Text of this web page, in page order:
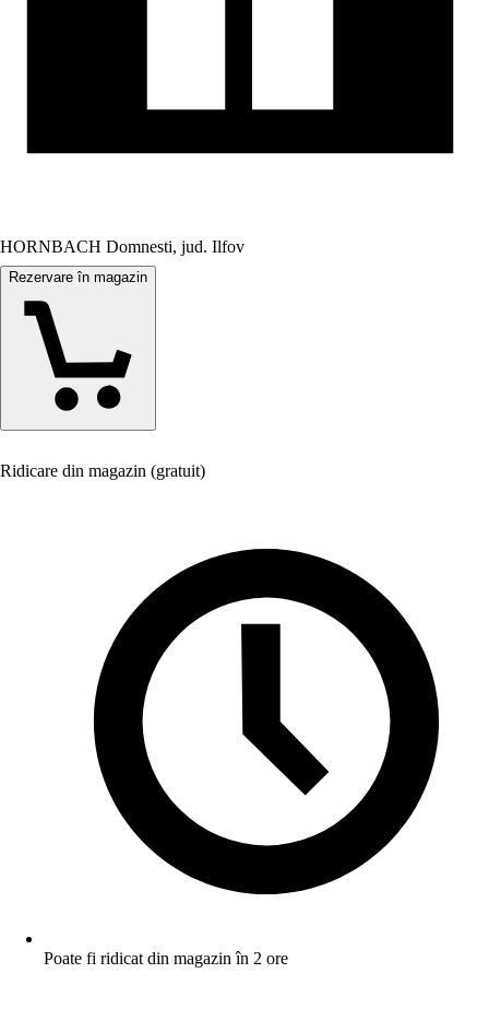
HORNBACH Domnesti, jud. Ilfov
Rezervare în magazin
Ridicare din magazin (gratuit)
Poate fi ridicat din magazin în 2 ore